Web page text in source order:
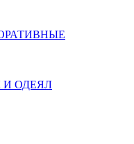
ОДЕЯЛ